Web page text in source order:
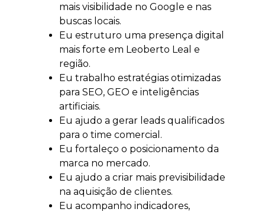
mais visibilidade no Google e nas
buscas locais.
Eu estruturo uma presença digital
mais forte em Leoberto Leal e
região.
Eu trabalho estratégias otimizadas
para SEO, GEO e inteligências
artificiais.
Eu ajudo a gerar leads qualificados
para o time comercial.
Eu fortaleço o posicionamento da
marca no mercado.
Eu ajudo a criar mais previsibilidade
na aquisição de clientes.
Eu acompanho indicadores,